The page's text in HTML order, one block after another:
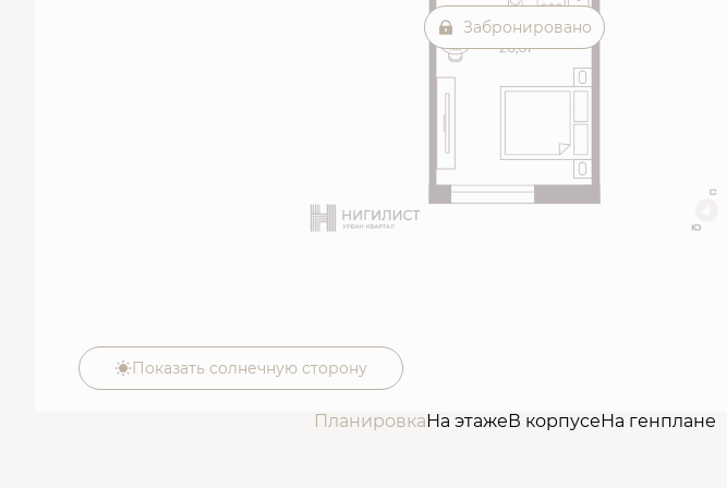
Забронировано
Показать солнечную сторону
ПланировкаНа этажеВ корпусеНа генплане